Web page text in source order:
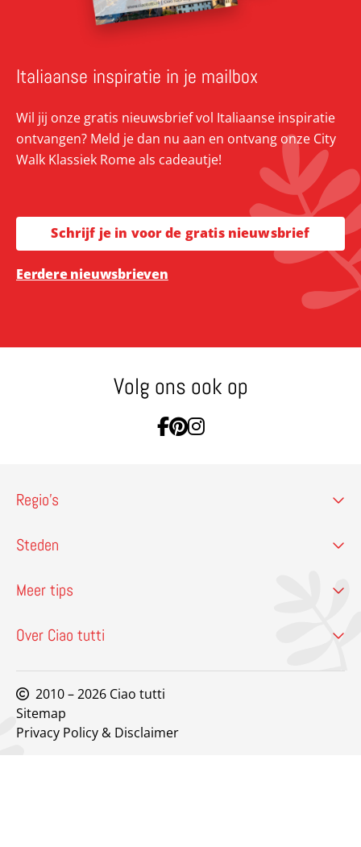
Italiaanse inspiratie in je mailbox
Wil jij onze gratis nieuwsbrief vol Italiaanse inspiratie
ontvangen? Meld je dan nu aan en ontvang onze City
Walk Klassiek Rome als cadeautje!
Schrijf je in voor de gratis nieuwsbrief
Eerdere nieuwsbrieven
Volg ons ook op
Ga naar Facebook
Ga naar Pinterest
Ga naar Instagram
Regio’s
Steden
Meer tips
Over Ciao tutti
2010 – 2026 Ciao tutti
Sitemap
Privacy Policy & Disclaimer